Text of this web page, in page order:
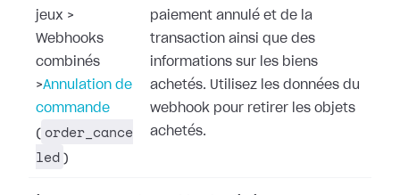
jeux >
Webhooks
combinés
>Annulation de
commande
( order_cance
led )
paiement annulé et de la
transaction ainsi que des
informations sur les biens
achetés. Utilisez les données du
webhook pour retirer les objets
achetés.